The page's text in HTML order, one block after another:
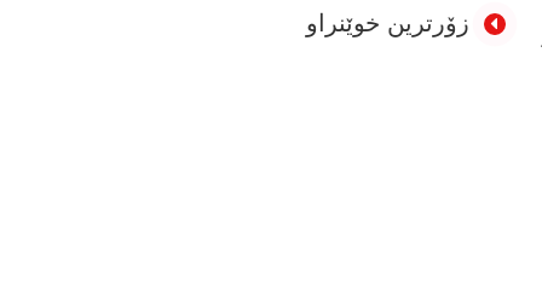
زۆرترین خوێنراو